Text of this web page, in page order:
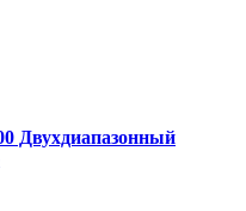
Двухдиапазонный